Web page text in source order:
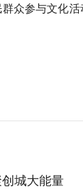
众参与文化
城大能量